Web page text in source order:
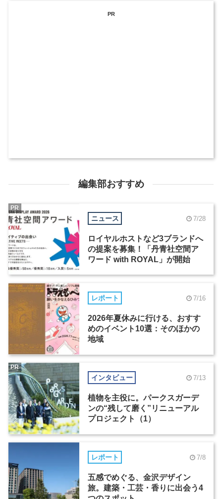
PR
編集部おすすめ
ニュース 7/28
ロイヤルホストなど3ブランドへ
の提案を募集！「丹青社空間ア
ワード with ROYAL」が開始
PR
レポート 7/16
2026年夏休みに行ける、おすす
めのイベント10選：そのほかの
地域
インタビュー 7/13
植物を主役に。パークスガーデ
ンの“残して磨く”リニューアル
プロジェクト（1）
PR
レポート 7/8
五感でめぐる、金沢デザイン
旅。建築・工芸・香りに出会う4